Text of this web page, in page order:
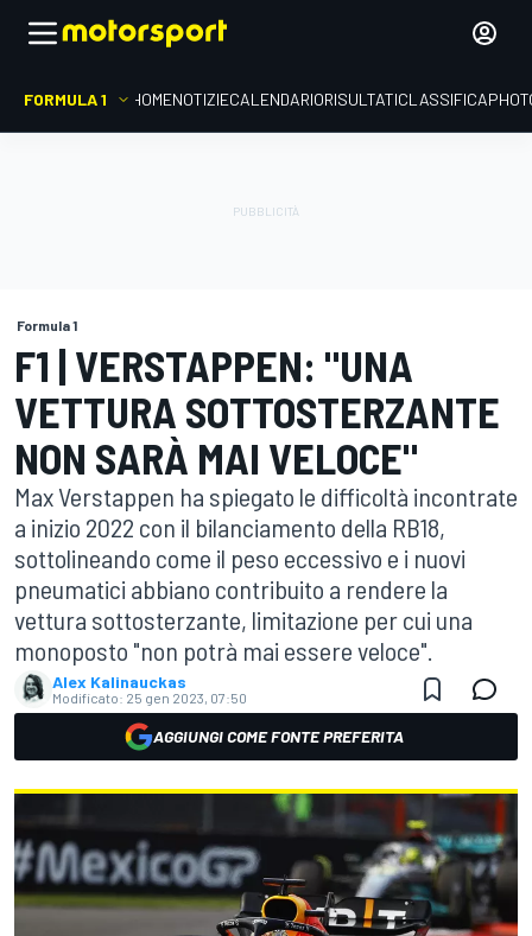
FORMULA 1 HOMENOTIZIECALENDARIORISULTATICLASSIFICA
Formula 1
F1 | VERSTAPPEN: "UNA
VETTURA SOTTOSTERZANTE
NON SARÀ MAI VELOCE"
Max Verstappen ha spiegato le difficoltà incontrate
a inizio 2022 con il bilanciamento della RB18,
sottolineando come il peso eccessivo e i nuovi
pneumatici abbiano contribuito a rendere la
vettura sottosterzante, limitazione per cui una
monoposto "non potrà mai essere veloce".
Alex Kalinauckas
Modificato: 25 gen 2023, 07:50
AGGIUNGI COME FONTE PREFERITA